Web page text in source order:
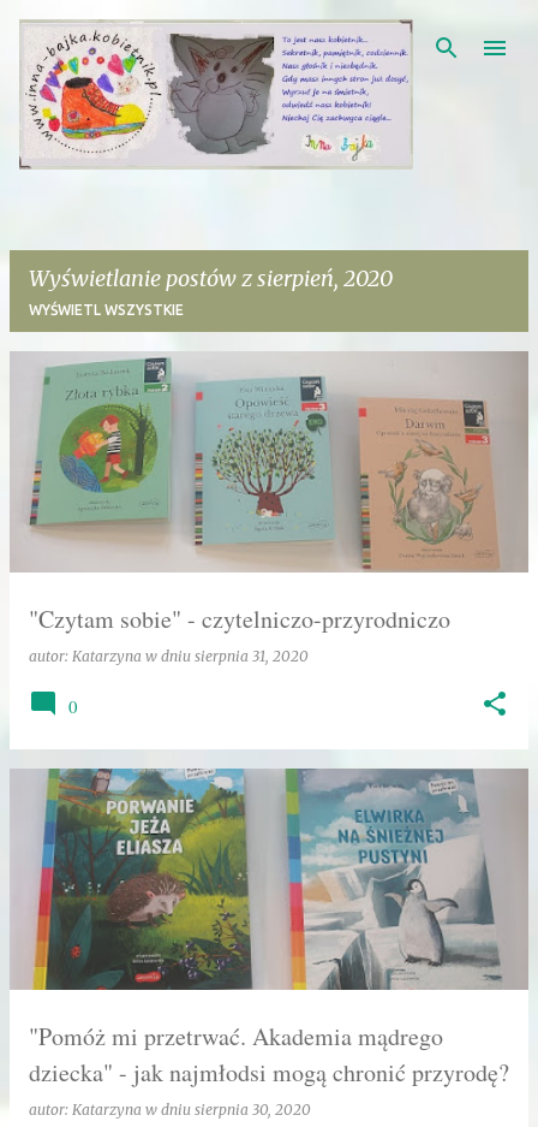
Przejdź do głównej zawartości
Wyświetlanie postów z sierpień, 2020
WYŚWIETL WSZYSTKIE
"Czytam sobie" - czytelniczo-przyrodniczo
autor: Katarzyna w dniu sierpnia 31, 2020
0
"Pomóż mi przetrwać. Akademia mądrego
dziecka" - jak najmłodsi mogą chronić przyrodę?
autor: Katarzyna w dniu sierpnia 30, 2020